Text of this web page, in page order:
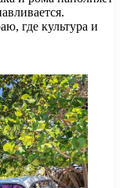
где культура и